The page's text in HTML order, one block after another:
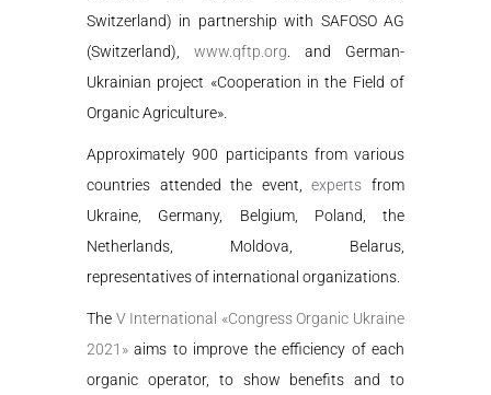
Switzerland) in partnership with SAFOSO AG
(Switzerland), www.qftp.org . and German-
Ukrainian project «Cooperation in the Field of
Organic Agriculture»
Approximately 900 participants from various
countries attended the event,experts from
Ukraine, Germany, Belgium, Poland, the
Netherlands, Moldova, Belarus,
representatives of international organizations.
The V International «Congress Organic Ukraine
2021» aims to improve the efficiency of each
organic operator, to show benefits and to